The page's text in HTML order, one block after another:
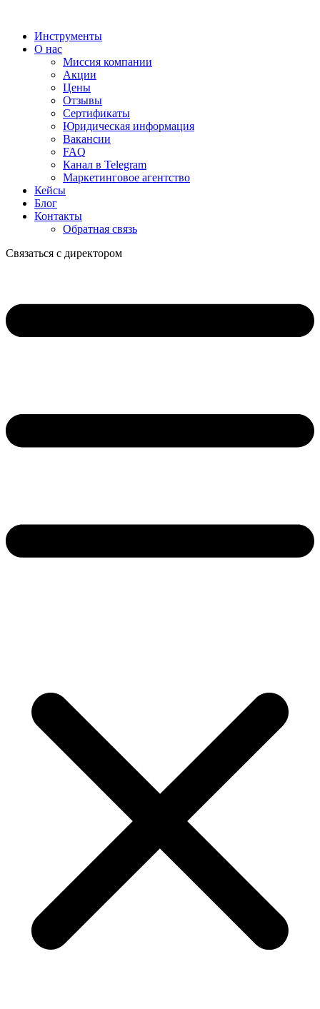
Инструменты
О нас
Миссия компании
Акции
Цены
Отзывы
Сертификаты
Юридическая информация
Вакансии
FAQ
Канал в Telegram
Маркетинговое агентство
Кейсы
Блог
Контакты
Обратная связь
Связаться с директором